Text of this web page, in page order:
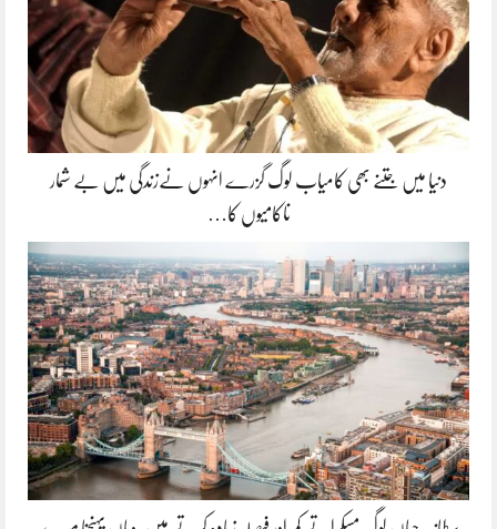
دنیا میں جتنے بھی کامیاب لوگ گزرے انہوں نےزندگی میں بے شمار
ناکامیوں کا…